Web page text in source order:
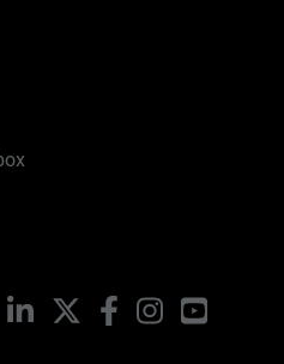
LinkedIn FacebookInstagramYouTube